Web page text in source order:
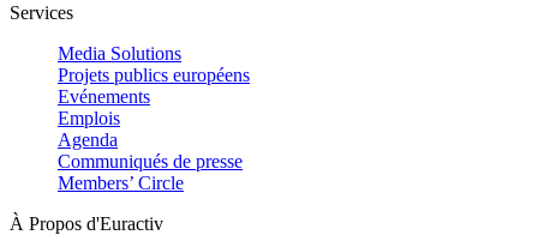
Services
Media Solutions
Projets publics européens
Evénements
Emplois
Agenda
Communiqués de presse
Members’ Circle
À Propos d'Euractiv